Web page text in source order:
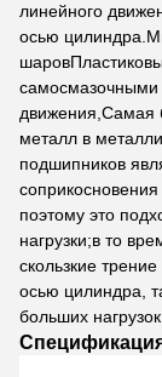
линейного
осью
самосмазочными
движения,Самая
металл в
подшипников
поэтому это
нагрузки;в то
скользкие
осью цилиндра,
больших нагрузок.